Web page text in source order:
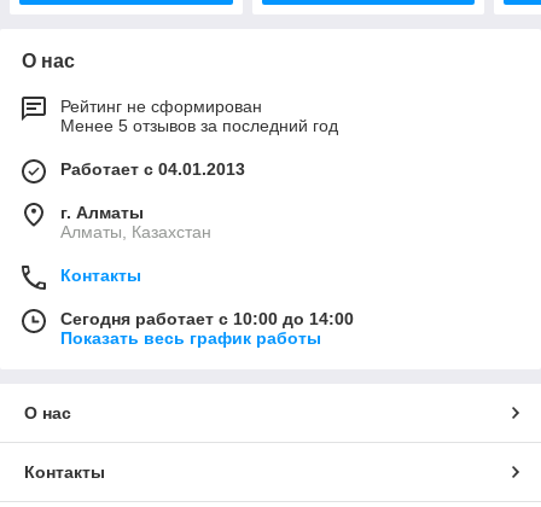
О нас
Рейтинг не сформирован
Менее 5 отзывов за последний год
Работает с 04.01.2013
г. Алматы
Алматы, Казахстан
Контакты
Сегодня работает с 10:00 до 14:00
Показать весь график работы
О нас
Контакты